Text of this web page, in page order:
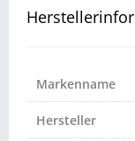
Markenname
Hersteller